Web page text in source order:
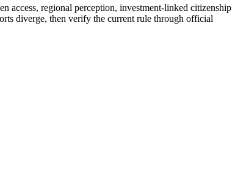
access, regional perception, investment-linked citizenship
diverge, then verify the current rule through official